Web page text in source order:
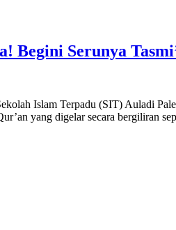
Begini Serunya
Islam Terpadu (SIT) Auladi
yang digelar secara bergiliran